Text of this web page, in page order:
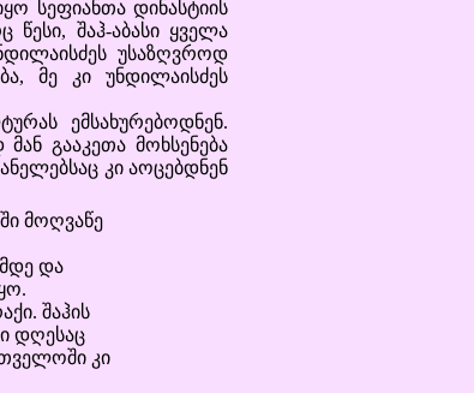
სეფიანთა დინასტიის
შაჰ-აბასი ყველა
უსაზღვროდ
მე კი უნდილაისძეს
ემსახურებოდნენ.
გააკეთა მოხსენება
კი აოცებდნენ
მოღვაწე
და
შაჰის
დღესაც
კი